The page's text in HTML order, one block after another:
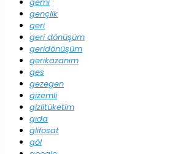
gençlik
geri
geri dönüşüm
geridönüşüm
gerikazanım
ges
gezegen
gizemli
gizlitüketim
gıda
glifosat
göl